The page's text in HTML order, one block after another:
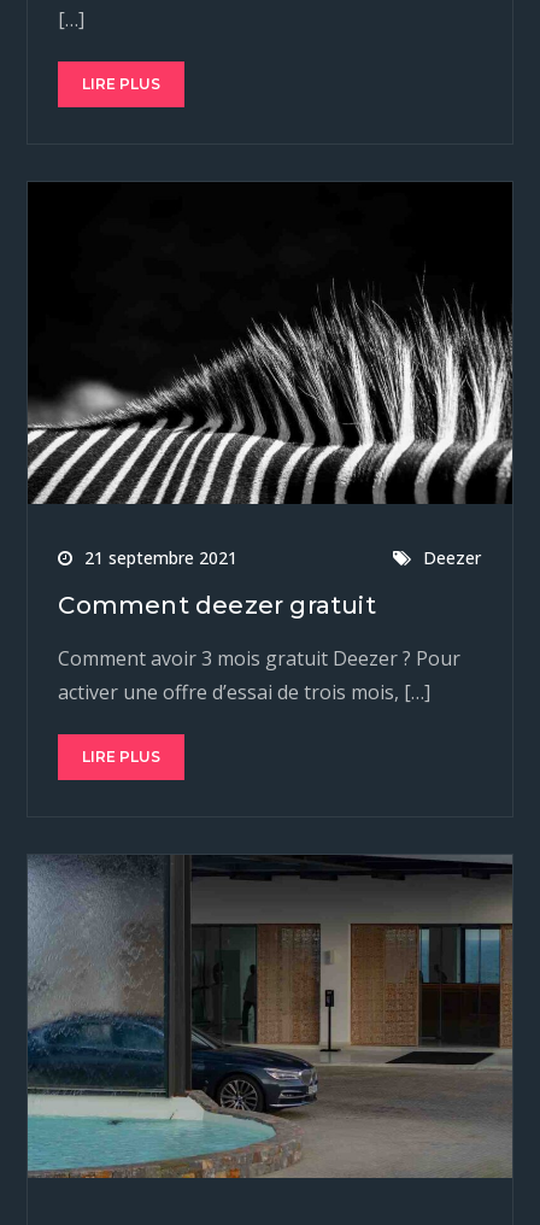
[…]
LIRE PLUS
21 septembre 2021 Deezer
Comment deezer gratuit
Comment avoir 3 mois gratuit Deezer ? Pour
activer une offre d’essai de trois mois, […]
LIRE PLUS